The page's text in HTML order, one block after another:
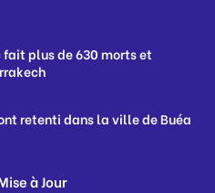
plus de 630 morts et
retenti dans la ville de Buéa
à Jour